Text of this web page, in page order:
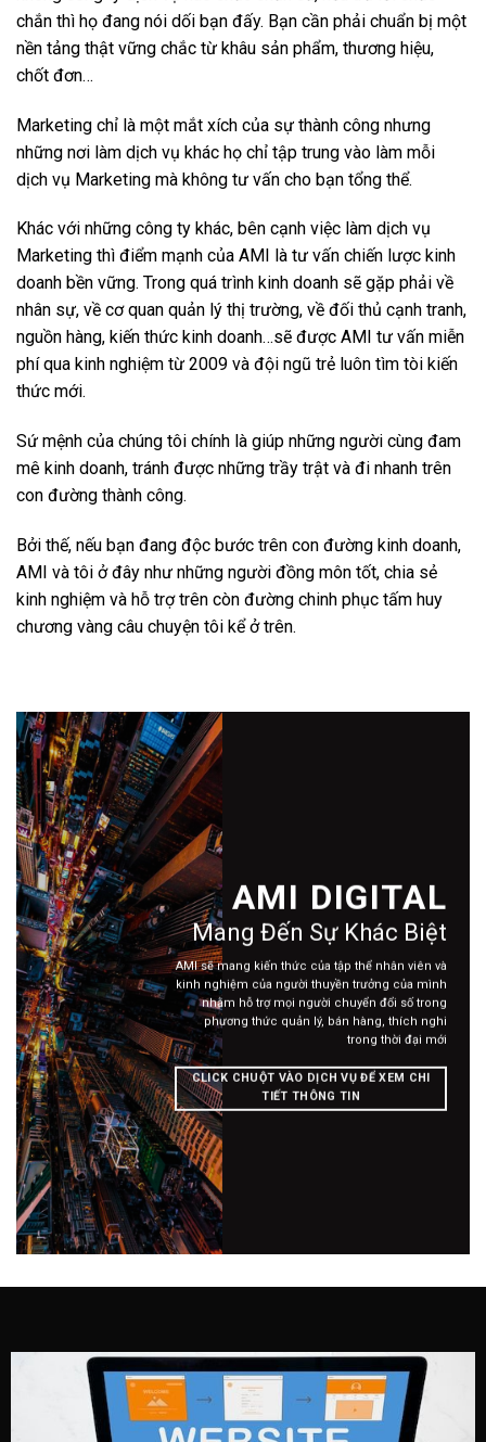
chắn thì họ đang nói dối bạn đấy. Bạn cần phải chuẩn bị một
nền tảng thật vững chắc từ khâu sản phẩm, thương hiệu,
chốt đơn…
Marketing chỉ là một mắt xích của sự thành công nhưng
những nơi làm dịch vụ khác họ chỉ tập trung vào làm mỗi
dịch vụ Marketing mà không tư vấn cho bạn tổng thể.
Khác với những công ty khác, bên cạnh việc làm dịch vụ
Marketing thì điểm mạnh của AMI là tư vấn chiến lược kinh
doanh bền vững. Trong quá trình kinh doanh sẽ gặp phải về
nhân sự, về cơ quan quản lý thị trường, về đối thủ cạnh tranh,
nguồn hàng, kiến thức kinh doanh…sẽ được AMI tư vấn miễn
phí qua kinh nghiệm từ 2009 và đội ngũ trẻ luôn tìm tòi kiến
thức mới.
Sứ mệnh của chúng tôi chính là giúp những người cùng đam
mê kinh doanh, tránh được những trầy trật và đi nhanh trên
con đường thành công.
Bởi thế, nếu bạn đang độc bước trên con đường kinh doanh,
AMI và tôi ở đây như những người đồng môn tốt, chia sẻ
kinh nghiệm và hỗ trợ trên còn đường chinh phục tấm huy
chương vàng câu chuyện tôi kể ở trên.
AMI DIGITAL
Mang Đến Sự Khác Biệt
AMI sẽ mang kiến thức của tập thể nhân viên và
kinh nghiệm của người thuyền trưởng của mình
nhằm hỗ trợ mọi người chuyển đổi số trong
phương thức quản lý, bán hàng, thích nghi
trong thời đại mới
CLICK CHUỘT VÀO DỊCH VỤ ĐỂ XEM CHI
TIẾT THÔNG TIN